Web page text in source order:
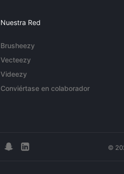
Nuestra Red
Brusheezy
Vecteezy
Videezy
Conviértase en colaborador
©